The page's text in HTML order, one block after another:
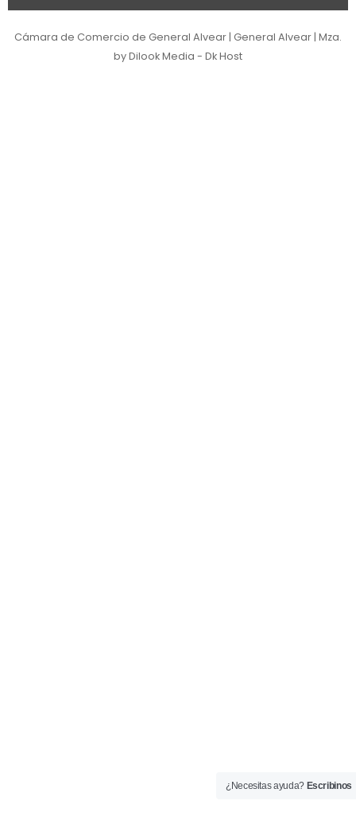
Cámara de Comercio de General Alvear | General Alvear | Mza.
by Dilook Media - Dk Host
¿Necesitas ayuda? Escribinos